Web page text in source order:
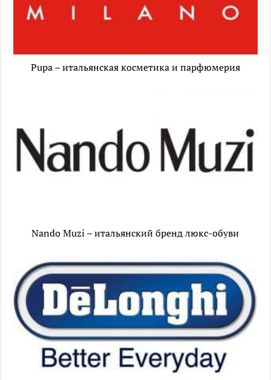
Pupa – итальянская косметика и парфюмерия
Nando Muzi – итальянский бренд люкс-обуви